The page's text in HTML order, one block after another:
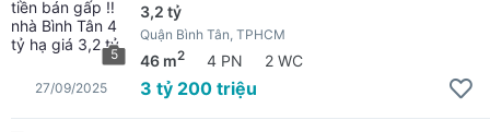
5
3,2 tỷ
Quận Bình Tân, TPHCM
46 m2 4 PN 2 WC
3 tỷ 200 triệu
27/09/2025